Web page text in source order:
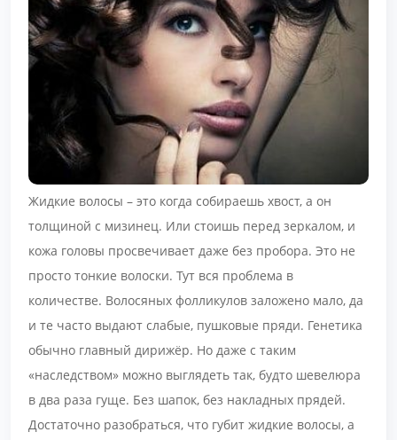
Жидкие волосы – это когда собираешь хвост, а он
толщиной с мизинец. Или стоишь перед зеркалом, и
кожа головы просвечивает даже без пробора. Это не
просто тонкие волоски. Тут вся проблема в
количестве. Волосяных фолликулов заложено мало, да
и те часто выдают слабые, пушковые пряди. Генетика
обычно главный дирижёр. Но даже с таким
«наследством» можно выглядеть так, будто шевелюра
в два раза гуще. Без шапок, без накладных прядей.
Достаточно разобраться, что губит жидкие волосы, а